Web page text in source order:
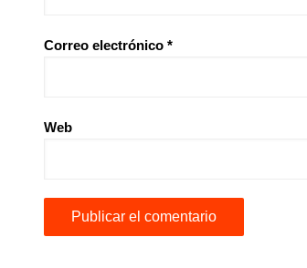
Correo electrónico *
Web